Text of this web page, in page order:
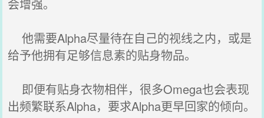
会增强。
他需要‌Alpha尽量待在自己的视线之内，或是
给予他拥有足够信息素的贴身物品。
即便有贴身衣物相伴，很多Omega也会表现
出频繁联系‌Alpha，要求‌Alpha更早回家的倾向。